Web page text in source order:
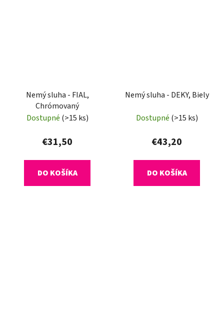
Nemý sluha - FIAL,
Chrómovaný
Dostupné (>15 ks)
€31,50
DO KOŠÍKA
Nemý sluha - DEKY, Biely
Dostupné (>15 ks)
€43,20
DO KOŠÍKA